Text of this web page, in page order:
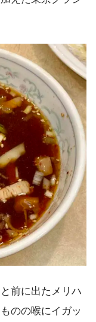
前に出たメリハ
のの喉にイガッ